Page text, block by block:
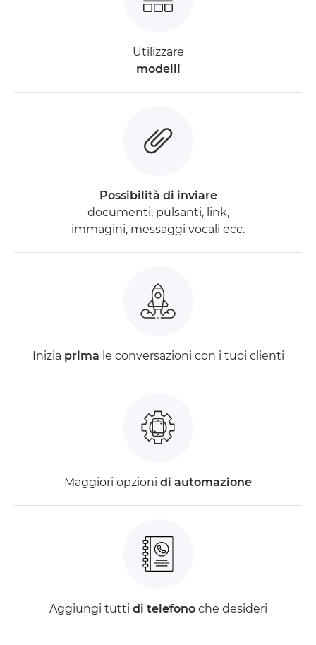
Utilizzare
modelli
Possibilità di inviare
documenti, pulsanti, link,
immagini, messaggi vocali ecc.
Inizia prima le conversazioni con i tuoi clienti
Maggiori opzioni di automazione
Aggiungi tutti di telefonoche desideri